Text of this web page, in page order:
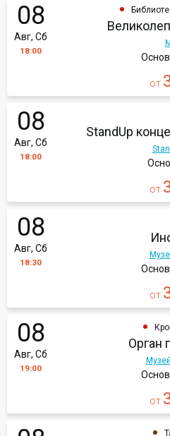
08
Авг, Сб
18:00
от
08
Авг, Сб
18:00
StandUp
от
08
Авг, Сб
18:30
от
08
Авг, Сб
19:00
Орган
от